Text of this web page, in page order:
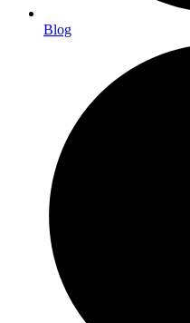
Blog